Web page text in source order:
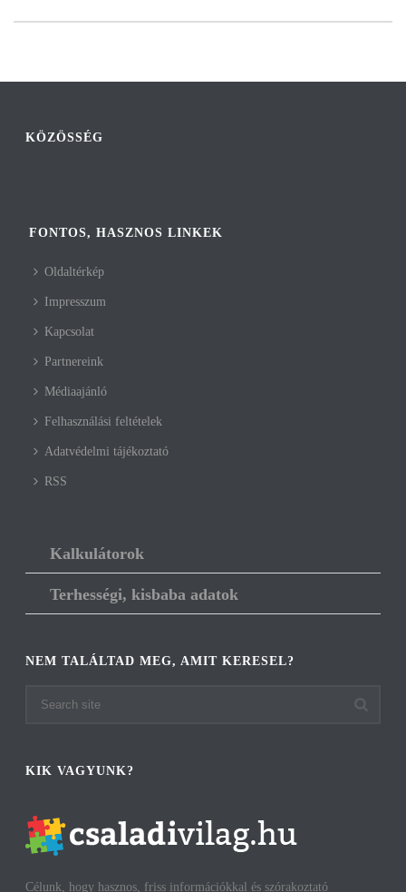
KÖZÖSSÉG
FONTOS, HASZNOS LINKEK
Oldaltérkép
Impresszum
Kapcsolat
Partnereink
Médiaajánló
Felhasználási feltételek
Adatvédelmi tájékoztató
RSS
Kalkulátorok
Terhességi, kisbaba adatok
NEM TALÁLTAD MEG, AMIT KERESEL?
KIK VAGYUNK?
Célunk, hogy hasznos, friss információkkal és szórakoztató